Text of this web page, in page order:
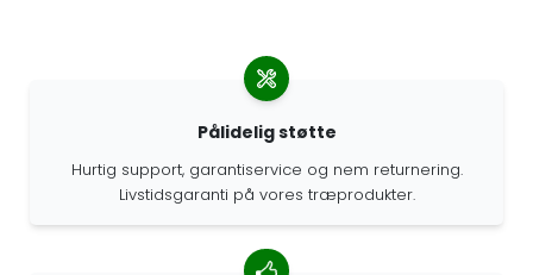
Pålidelig støtte
Hurtig support, garantiservice og nem returnering.
Livstidsgaranti på vores træprodukter.